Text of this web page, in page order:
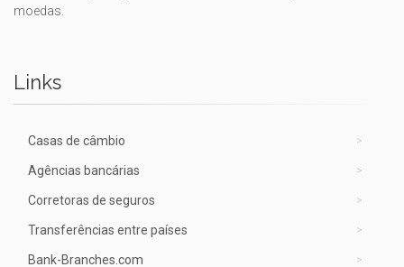
moedas.
Links
Casas de câmbio
Agências bancárias
Corretoras de seguros
Transferências entre países
Bank-Branches.com